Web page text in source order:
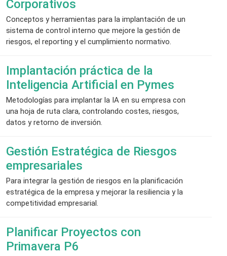
Corporativos
Conceptos y herramientas para la implantación de un
sistema de control interno que mejore la gestión de
riesgos, el reporting y el cumplimiento normativo.
Implantación práctica de la
Inteligencia Artificial en Pymes
Metodologías para implantar la IA en su empresa con
una hoja de ruta clara, controlando costes, riesgos,
datos y retorno de inversión.
Gestión Estratégica de Riesgos
empresariales
Para integrar la gestión de riesgos en la planificación
estratégica de la empresa y mejorar la resiliencia y la
competitividad empresarial.
Planificar Proyectos con
Primavera P6